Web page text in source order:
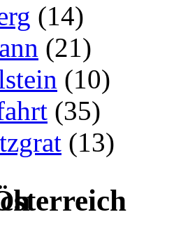
(14)
(21)
(10)
(35)
(13)